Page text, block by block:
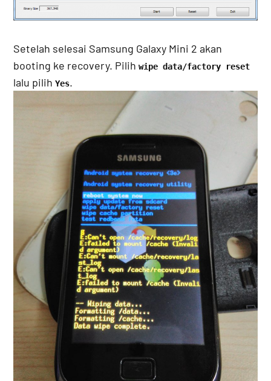
Setelah selesai Samsung Galaxy Mini 2 akan
booting ke recovery. Pilihwipe data/factory reset
lalu pilihYes.